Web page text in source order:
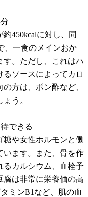
450kcalに対し、同
、一食のメインおか
。ただし、これはハ
ソースによってカロ
方は、ポン酢など、
う。
できる
糖や女性ホルモンと働
います。また、骨を作
るカルシウム、血栓予
腐は非常に栄養価の高
ミンB1など、肌の血